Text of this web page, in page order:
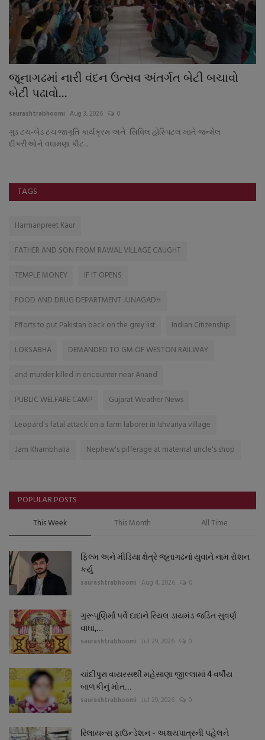
જૂનાગઢમાં નારી વંદન ઉત્સવ અંતર્ગત બેટી બચાવો
બેટી પઢાવો...
saurashtrabhoomi Aug 3, 2026 0
ગુડ ટચ-બેડ ટચ જાગૃતિ કાર્યક્રમ અને સિવિલ હોસ્પિટલ ખાતે જન્મેલ
દીકરીઓને વધામણા કીટ...
TAGS
Harmanpreet Kaur
FATHER AND SON FROM RAWAL VILLAGE CAUGHT
TEMPLE MONEY
IF IT OPENS
FOOD AND DRUG DEPARTMENT JUNAGADH
Efforts to put Pakistan back on the grey list
Indian Citizenship
LOKSABHA
DEMANDED TO GM OF WESTON RAILWAY
and murder killed in encounter near Anand
PUBLIC WELFARE CAMP
Gujarat Weather News
Leopard's fatal attack on a farm laborer in Ishvariya village
Jam Khambhalia
Nephew's pilferage at maternal uncle's shop
POPULAR POSTS
This Week This Month All Time
ફિલ્મ અને મીડિયા ક્ષેત્રે જૂનાગઢનાં યુવાને નામ રોશન
કર્યું
saurashtrabhoomi Aug 4, 2026 0
ગુરૂપૂણિર્માં પર્વે દાદાને રિયલ ડાયમંડ જડિત સુવર્ણ
વાઘા,...
saurashtrabhoomi Jul 29, 2026 0
ચાંદીપુરા વાયરસથી મહેસાણા જીલ્લામાં 4 વર્ષીય
બાળકીનું મોત...
saurashtrabhoomi Jul 29, 2026 0
રિલાયન્સ ફાઉન્ડેશન - અક્ષયપાત્રની પહેલને